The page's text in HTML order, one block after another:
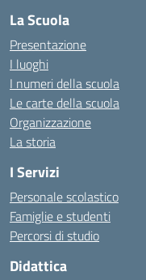
La Scuola
Presentazione
I luoghi
I numeri della scuola
Le carte della scuola
Organizzazione
La storia
I Servizi
Personale scolastico
Famiglie e studenti
Percorsi di studio
Didattica